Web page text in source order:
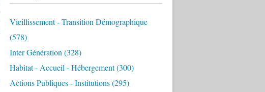
Vieillissement - Transition Démographique
(578)
Inter Génération (328)
Habitat - Accueil - Hébergement(300)
Actions Publiques - Institutions(295)